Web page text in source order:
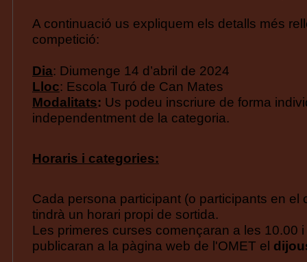
A continuació us expliquem els detalls més
competició:
Dia: Diumenge 14 d’abril de 2024
Lloc: Escola Turó de Can Mates
Modalitats: Us podeu inscriure de forma
independentment de la categoria.
Horaris i categories:
Cada persona participant (o participants en el
tindrà un horari propi de sortida.
Les primeres curses començaran a les 10.00
publicaran a la pàgina web de l'OMET el